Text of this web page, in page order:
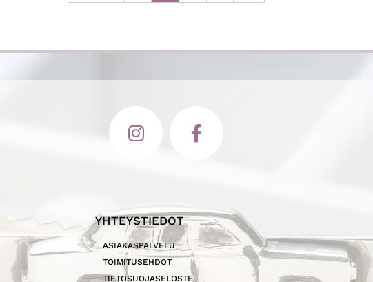
YHTEYSTIEDOT
ASIAKASPALVELU
TOIMITUSEHDOT
TIETOSUOJASELOSTE